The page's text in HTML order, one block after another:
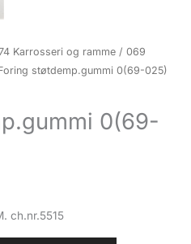
Karrosseri og ramme / 069
støtdemp.gummi 0(69-025)
0(69-
ch.nr.5515